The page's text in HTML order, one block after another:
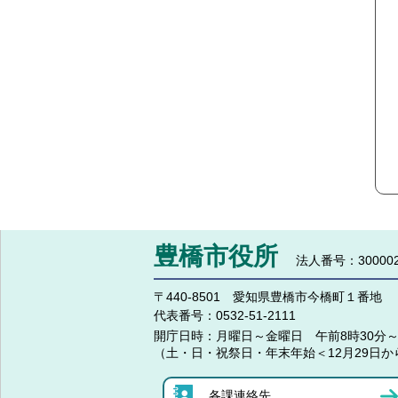
豊橋市役所 法人番号：
〒440-8501 愛知県豊橋市今橋町１番地
代表番号： 0532-51-2111
開庁日時： 月曜日～金曜日 午前8時30分
（土・日・祝祭日・年末年始＜12月29日